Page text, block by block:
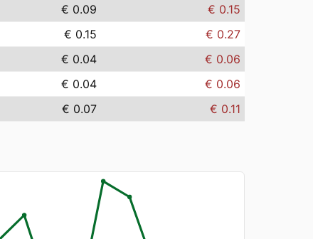
€ 0.09
€ 0.15
€ 0.15
€ 0.27
€ 0.04
€ 0.06
€ 0.04
€ 0.06
€ 0.07 € 0.11